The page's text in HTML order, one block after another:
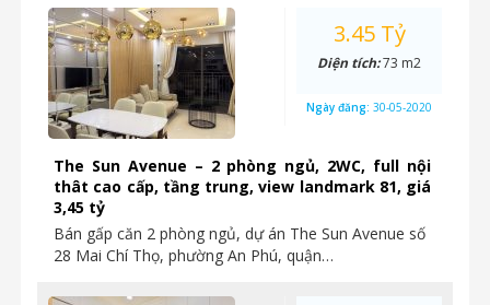
The Sun Avenue – 2 phòng ngủ, 2WC, full nội
thât cao cấp, tầng trung, view landmark 81, giá
3,45 tỷ
Bán gấp căn 2 phòng ngủ, dự án The Sun Avenue số
28 Mai Chí Thọ, phường An Phú, quận…
3.45 Tỷ
Diện tích:73 m2
Ngày đăng: 30-05-2020